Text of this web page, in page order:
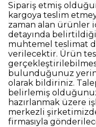
Sipariş etmiş
kargoya teslim
zaman alan ürünler
detayında
muhtemel teslimat
verilecektir. Ürün
bulunduğunuz
olarak bildiriniz.
belirlemiş
hazırlanmak üzere
merkezli
firmasıyla